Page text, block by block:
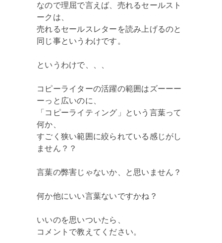
なので理屈で言えば、売れるセールスト
ークは、
売れるセールスレターを読み上げるのと
同じ事というわけです。
というわけで、、、
コピーライターの活躍の範囲はズーーー
ーっと広いのに、
「コピーライティング」という言葉って
何か、
すごく狭い範囲に絞られている感じがし
ません？？
言葉の弊害じゃないか、と思いません？
何か他にいい言葉ないですかね？
いいのを思いついたら、
コメントで教えてください。